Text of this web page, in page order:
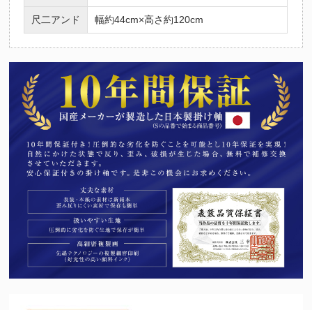
尺二アンド 幅約44cm×高さ約120cm